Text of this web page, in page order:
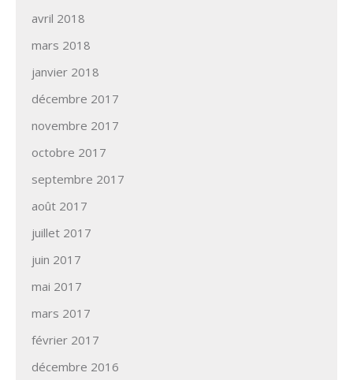
avril 2018
mars 2018
janvier 2018
décembre 2017
novembre 2017
octobre 2017
septembre 2017
août 2017
juillet 2017
juin 2017
mai 2017
mars 2017
février 2017
décembre 2016